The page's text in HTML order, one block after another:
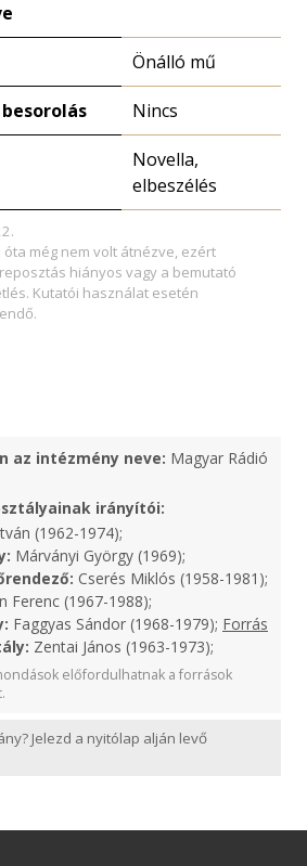
Önálló mű
Nincs
Novella,
elbeszélés
még nem volt átnézve, ezért
hiányos vagy a bemutató
Kutatói használat esetén
az intézmény neve: Magyar Rádió
irányítói:
(1962-1974);
Márványi György (1969);
Cserés Miklós (1958-1981);
Ferenc (1967-1988);
Faggyas Sándor (1968-1979); Forrás
Zentai János (1963-1973);
előfordulhatnak a források
Jelezd a nyitólap alján levő